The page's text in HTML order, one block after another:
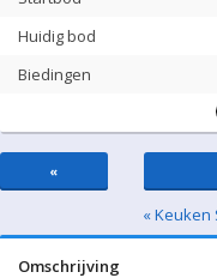
Huidig bod
Biedingen
«
« Keuken
Omschrijving